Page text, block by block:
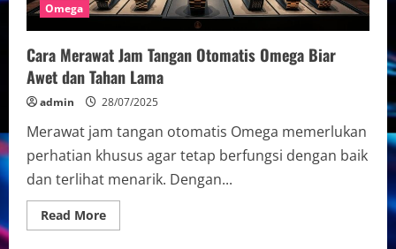
Omega
Cara Merawat Jam Tangan Otomatis Omega Biar
Awet dan Tahan Lama
admin 28/07/2025
Merawat jam tangan otomatis Omega memerlukan
perhatian khusus agar tetap berfungsi dengan baik
dan terlihat menarik. Dengan...
Read MoreRead
more